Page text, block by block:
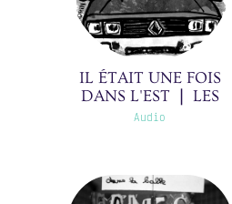
commencé à
prendre de l'eau, et
à faire mine de les
avaler. J'avais
remarqué qu'elles
étaient dans sa
comme si je n'avais
rien vu, de peur de
IL ÉTAIT UNE FOIS
DANS L'EST ❘ LES
BAROUDEURS ❘
Audio